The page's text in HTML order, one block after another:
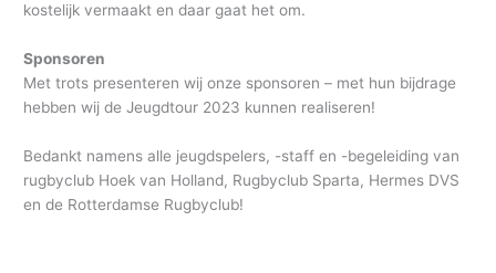
kostelijk vermaakt en daar gaat het om.
Sponsoren
Met trots presenteren wij onze sponsoren – met hun bijdrage
hebben wij de Jeugdtour 2023 kunnen realiseren!
Bedankt namens alle jeugdspelers, -staff en -begeleiding van
rugbyclub Hoek van Holland, Rugbyclub Sparta, Hermes DVS
en de Rotterdamse Rugbyclub!